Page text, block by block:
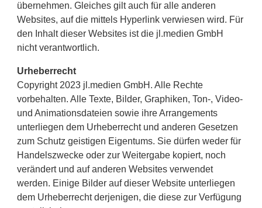
übernehmen. Gleiches gilt auch für alle anderen
Websites, auf die mittels Hyperlink verwiesen wird. Für
den Inhalt dieser Websites ist die jl.medien GmbH
nicht verantwortlich.
Urheberrecht
Copyright 2023 jl.medien GmbH. Alle Rechte
vorbehalten. Alle Texte, Bilder, Graphiken, Ton-, Video-
und Animationsdateien sowie ihre Arrangements
unterliegen dem Urheberrecht und anderen Gesetzen
zum Schutz geistigen Eigentums. Sie dürfen weder für
Handelszwecke oder zur Weitergabe kopiert, noch
verändert und auf anderen Websites verwendet
werden. Einige Bilder auf dieser Website unterliegen
dem Urheberrecht derjenigen, die diese zur Verfügung